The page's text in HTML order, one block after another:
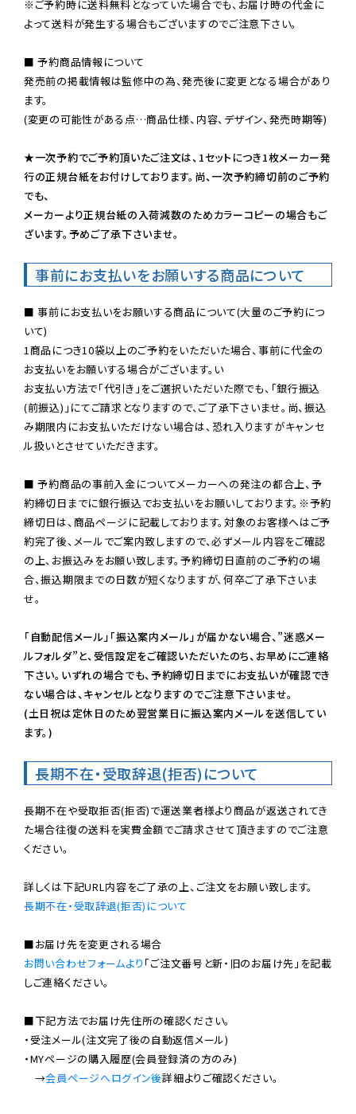
※ご予約時に送料無料となっていた場合でも、お届け時の代金に
よって送料が発生する場合もございますのでご注意下さい。
■ 予約商品情報について
発売前の掲載情報は監修中の為、発売後に変更となる場合があり
ます。
(変更の可能性がある点…商品仕様、内容、デザイン、発売時期等)
★一次予約でご予約頂いたご注文は、1セットにつき1枚メーカー発
行の正規台紙をお付けしております。尚、一次予約締切前のご予約
でも、
メーカーより正規台紙の入荷減数のためカラーコピーの場合もご
ざいます。予めご了承下さいませ。
事前にお支払いをお願いする商品について
■ 事前にお支払いをお願いする商品について(大量のご予約につ
いて)
1商品につき10袋以上のご予約をいただいた場合、事前に代金の
お支払いをお願いする場合がございます。い
お支払い方法で「代引き」をご選択いただいた際でも、「銀行振込
(前振込)」にてご請求となりますので、ご了承下さいませ。尚、振込
み期限内にお支払いただけない場合は、恐れ入りますがキャンセ
ル扱いとさせていただきます。
■ 予約商品の事前入金についてメーカーへの発注の都合上、予
約締切日までに銀行振込でお支払いをお願いしております。※予約
締切日は、商品ページに記載しております。対象のお客様へはご予
約完了後、メールでご案内致しますので、必ずメール内容をご確認
の上、お振込みをお願い致します。予約締切日直前のご予約の場
合、振込期限までの日数が短くなりますが、何卒ご了承下さいま
せ。
「自動配信メール」「振込案内メール」が届かない場合、”迷惑メー
ルフォルダ”と、受信設定をご確認いただいたのち、お早めにご連絡
下さい。いずれの場合でも、予約締切日までにお支払いが確認でき
ない場合は、キャンセルとなりますのでご注意下さいませ。
(土日祝は定休日のため翌営業日に振込案内メールを送信してい
ます。)
長期不在・受取辞退(拒否)について
長期不在や受取拒否(拒否)で運送業者様より商品が返送されてき
た場合往復の送料を実費金額でご請求させて頂きますのでご注意
ください。
長期不在・受取辞退(拒否)について
お問い合わせフォームより 「ご注文番号と新・旧のお届け先」を記載
しご連絡ください。
■下記方法でお届け先住所の確認ください。
・受注メール(注文完了後の自動返信メール)
・MYページの購入履歴(会員登録済の方のみ)
→会員ページへログイン後